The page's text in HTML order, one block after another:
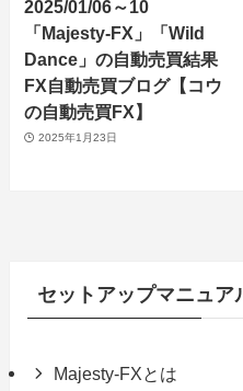
2025/01/06～10
「Majesty-FX」「Wild
Dance」の自動売買結果
FX自動売買ブログ【コウ
の自動売買FX】
2025年1月23日
セットアップマニュア
Majesty-FXとは